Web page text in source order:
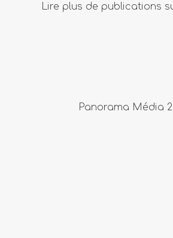
Lire plus de publications
Panorama Média